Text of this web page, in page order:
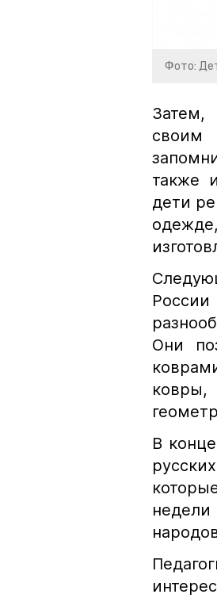
Фото:
Затем,
своим
также
дети
Они
В
недели